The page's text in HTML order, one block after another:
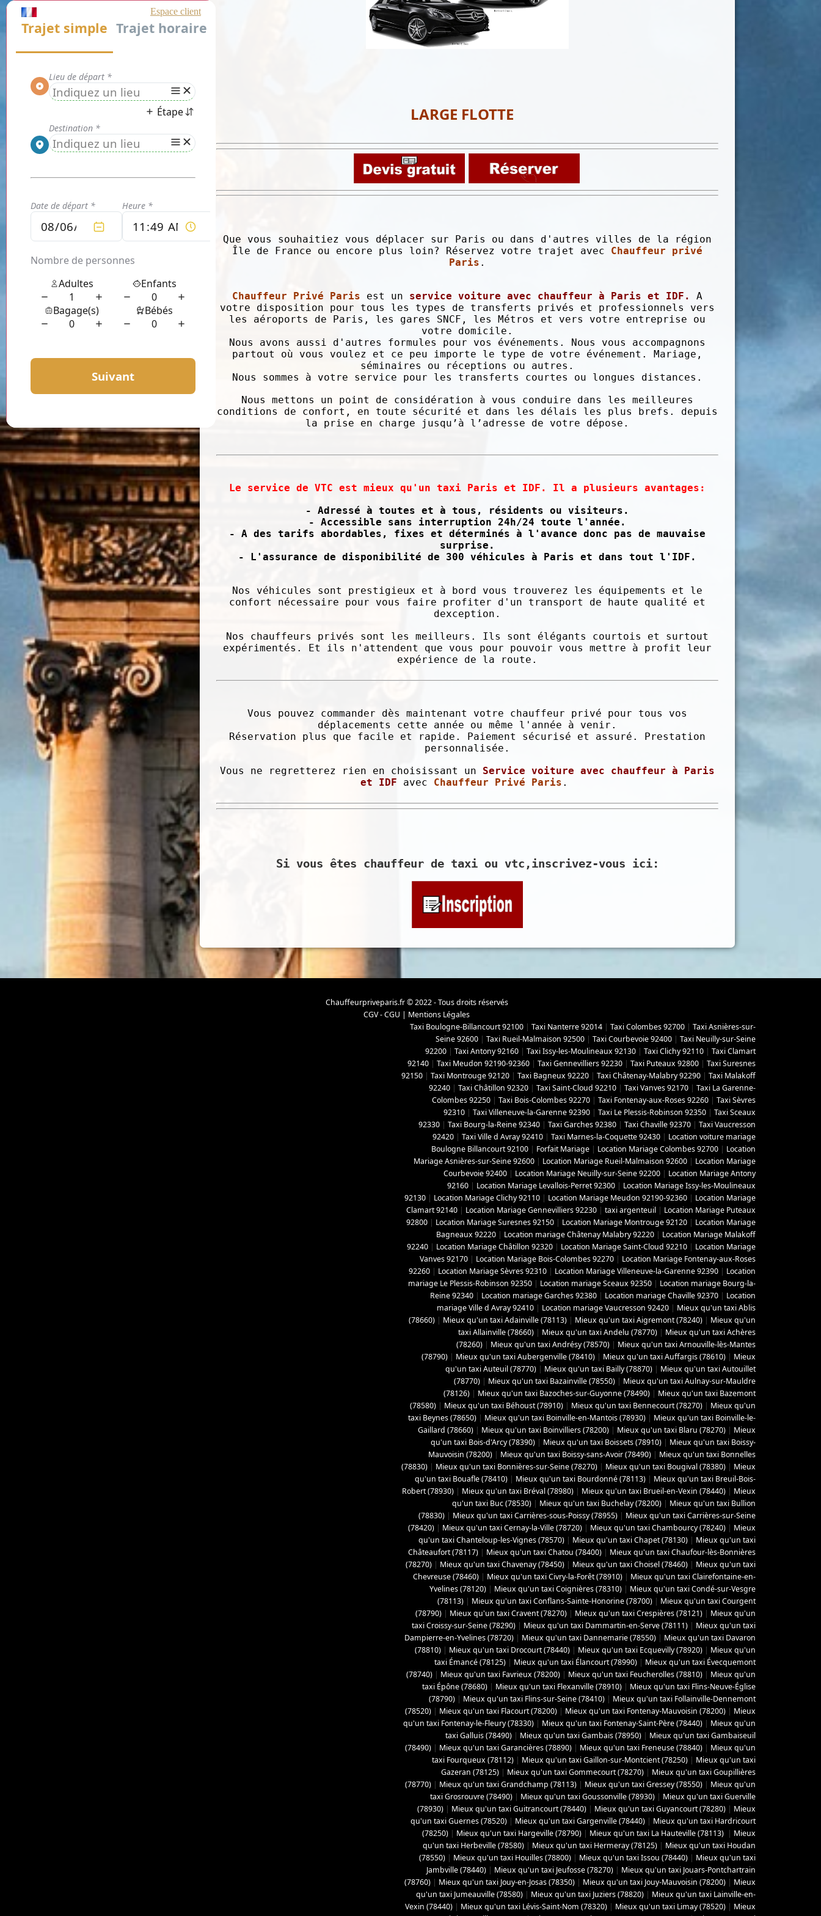
LARGE FLOTTE
Que vous souhaitiez vous déplacer sur Paris ou dans d'autres villes de la région
Île de France ou encore plus loin? Réservez votre trajet avec Chauffeur privé
Paris .
Chauffeur Privé Paris est un service voiture avec chauffeur à Paris et IDF.
A
votre disposition pour tous les types de transferts privés et professionnels vers
les aéroports de Paris, les gares SNCF, les Métros et vers votre entreprise ou
votre domicile.
Nous avons aussi d'autres formules pour vos événements. Nous vous accompagnons
partout où vous voulez et ce peu importe le type de votre événement. Mariage,
séminaires ou réceptions ou autres.
Nous sommes à votre service pour les transferts courtes ou longues distances.
Nous mettons un point de considération à vous conduire dans les meilleures
conditions de confort, en toute sécurité et dans les délais les plus brefs. depuis
la prise en charge jusqu’à l’adresse de votre dépose.
Le service de VTC est mieux qu'un taxi Paris et IDF. Il a plusieurs avantages:
- Adressé à toutes et à tous, résidents ou visiteurs.
- Accessible sans interruption 24h/24 toute l'année.
- A des tarifs abordables, fixes et déterminés à l'avance donc pas de mauvaise
surprise.
- L'assurance de disponibilité de 300 véhicules à Paris et dans tout l'IDF.
Nos véhicules sont prestigieux et à bord vous trouverez les équipements et le
confort nécessaire pour vous faire profiter d'un transport de haute qualité et
dexception.
Nos chauffeurs privés sont les meilleurs. Ils sont élégants courtois et surtout
expérimentés. Et ils n'attendent que vous pour pouvoir vous mettre à profit leur
expérience de la route.
Vous pouvez commander dès maintenant votre chauffeur privé pour tous vos
déplacements cette année ou même l'année à venir.
Réservation plus que facile et rapide. Paiement sécurisé et assuré. Prestation
personnalisée.
Vous ne regretterez rien en choisissant un Service voiture avec chauffeur à Paris
et IDF avec Chauffeur Privé Paris .
Si vous êtes chauffeur de taxi ou vtc,inscrivez-vous ici:
Chauffeurpriveparis.fr © 2022 - Tous droits réservés
CGV - CGU | Mentions Légales
Taxi Boulogne-Billancourt 92100 | Taxi Nanterre 92014 | Taxi Colombes 92700 | Taxi Asnières-sur-
Seine 92600 | Taxi Rueil-Malmaison 92500 | Taxi Courbevoie 92400 | Taxi Neuilly-sur-Seine
92200 | Taxi Antony 92160 | Taxi Issy-les-Moulineaux 92130 | Taxi Clichy 92110 | Taxi Clamart
92140 | Taxi Meudon 92190-92360 | Taxi Gennevilliers 92230 | Taxi Puteaux 92800 | Taxi Suresnes
92150 | Taxi Montrouge 92120 | Taxi Bagneux 92220 | Taxi Châtenay-Malabry 92290 | Taxi Malakoff
92240 | Taxi Châtillon 92320 | Taxi Saint-Cloud 92210 | Taxi Vanves 92170 | Taxi La Garenne-
Colombes 92250 | Taxi Bois-Colombes 92270 | Taxi Fontenay-aux-Roses 92260 | Taxi Sèvres
92310 | Taxi Villeneuve-la-Garenne 92390 | Taxi Le Plessis-Robinson 92350 | Taxi Sceaux
92330 | Taxi Bourg-la-Reine 92340 | Taxi Garches 92380 | Taxi Chaville 92370 | Taxi Vaucresson
92420 | Taxi Ville d Avray 92410 | Taxi Marnes-la-Coquette 92430 | Location voiture mariage
Boulogne Billancourt 92100 | Forfait Mariage | Location Mariage Colombes 92700 | Location
Mariage Asnières-sur-Seine 92600 | Location Mariage Rueil-Malmaison 92600 | Location Mariage
Courbevoie 92400 | Location Mariage Neuilly-sur-Seine 92200 | Location Mariage Antony
92160 | Location Mariage Levallois-Perret 92300 | Location Mariage Issy-les-Moulineaux
92130 | Location Mariage Clichy 92110 | Location Mariage Meudon 92190-92360 | Location Mariage
Clamart 92140 | Location Mariage Gennevilliers 92230 | taxi argenteuil | Location Mariage Puteaux
92800 | Location Mariage Suresnes 92150 | Location Mariage Montrouge 92120 | Location Mariage
Bagneaux 92220 | Location mariage Châtenay Malabry 92220 | Location Mariage Malakoff
92240 | Location Mariage Châtillon 92320 | Location Mariage Saint-Cloud 92210 | Location Mariage
Vanves 92170 | Location Mariage Bois-Colombes 92270 | Location Mariage Fontenay-aux-Roses
92260 | Location Mariage Sèvres 92310 | Location Mariage Villeneuve-la-Garenne 92390 | Location
mariage Le Plessis-Robinson 92350 | Location mariage Sceaux 92350 | Location mariage Bourg-la-
Reine 92340 | Location mariage Garches 92380 | Location mariage Chaville 92370 | Location
mariage Ville d Avray 92410 | Location mariage Vaucresson 92420 | Mieux qu'un taxi Ablis
(78660) | Mieux qu'un taxi Adainville (78113) | Mieux qu'un taxi Aigremont (78240) | Mieux qu'un
taxi Allainville (78660) | Mieux qu'un taxi Andelu (78770) | Mieux qu'un taxi Achères
(78260) | Mieux qu'un taxi Andrésy (78570) | Mieux qu'un taxi Arnouville-lès-Mantes
(78790) | Mieux qu'un taxi Aubergenville (78410) | Mieux qu'un taxi Auffargis (78610) | Mieux
qu'un taxi Auteuil (78770) | Mieux qu'un taxi Bailly (78870) | Mieux qu'un taxi Autouillet
(78770) | Mieux qu'un taxi Bazainville (78550) | Mieux qu'un taxi Aulnay-sur-Mauldre
(78126) | Mieux qu'un taxi Bazoches-sur-Guyonne (78490) | Mieux qu'un taxi Bazemont
(78580) | Mieux qu'un taxi Béhoust (78910) | Mieux qu'un taxi Bennecourt (78270) | Mieux qu'un
taxi Beynes (78650) | Mieux qu'un taxi Boinville-en-Mantois (78930) | Mieux qu'un taxi Boinville-le-
Gaillard (78660) | Mieux qu'un taxi Boinvilliers (78200) | Mieux qu'un taxi Blaru (78270) | Mieux
qu'un taxi Bois-d'Arcy (78390) | Mieux qu'un taxi Boissets (78910) | Mieux qu'un taxi Boissy-
Mauvoisin (78200) | Mieux qu'un taxi Boissy-sans-Avoir (78490) | Mieux qu'un taxi Bonnelles
(78830) | Mieux qu'un taxi Bonnières-sur-Seine (78270) | Mieux qu'un taxi Bougival (78380) | Mieux
qu'un taxi Bouafle (78410) | Mieux qu'un taxi Bourdonné (78113) | Mieux qu'un taxi Breuil-Bois-
Robert (78930) | Mieux qu'un taxi Bréval (78980) | Mieux qu'un taxi Brueil-en-Vexin (78440) | Mieux
qu'un taxi Buc (78530) | Mieux qu'un taxi Buchelay (78200) | Mieux qu'un taxi Bullion
(78830) | Mieux qu'un taxi Carrières-sous-Poissy (78955) | Mieux qu'un taxi Carrières-sur-Seine
(78420) | Mieux qu'un taxi Cernay-la-Ville (78720) | Mieux qu'un taxi Chambourcy (78240) | Mieux
qu'un taxi Chanteloup-les-Vignes (78570) | Mieux qu'un taxi Chapet (78130) | Mieux qu'un taxi
Châteaufort (78117) | Mieux qu'un taxi Chatou (78400) | Mieux qu'un taxi Chaufour-lès-Bonnières
(78270) | Mieux qu'un taxi Chavenay (78450) | Mieux qu'un taxi Choisel (78460) | Mieux qu'un taxi
Chevreuse (78460) | Mieux qu'un taxi Civry-la-Forêt (78910) | Mieux qu'un taxi Clairefontaine-en-
Yvelines (78120) | Mieux qu'un taxi Coignières (78310) | Mieux qu'un taxi Condé-sur-Vesgre
(78113) | Mieux qu'un taxi Conflans-Sainte-Honorine (78700) | Mieux qu'un taxi Courgent
(78790) | Mieux qu'un taxi Cravent (78270) | Mieux qu'un taxi Crespières (78121) | Mieux qu'un
taxi Croissy-sur-Seine (78290) | Mieux qu'un taxi Dammartin-en-Serve (78111) | Mieux qu'un taxi
Dampierre-en-Yvelines (78720) | Mieux qu'un taxi Dannemarie (78550) | Mieux qu'un taxi Davaron
(78810) | Mieux qu'un taxi Drocourt (78440) | Mieux qu'un taxi Ecquevilly (78920) | Mieux qu'un
taxi Émancé (78125) | Mieux qu'un taxi Élancourt (78990) | Mieux qu'un taxi Évecquemont
(78740) | Mieux qu'un taxi Favrieux (78200) | Mieux qu'un taxi Feucherolles (78810) | Mieux qu'un
taxi Épône (78680) | Mieux qu'un taxi Flexanville (78910) | Mieux qu'un taxi Flins-Neuve-Église
(78790) | Mieux qu'un taxi Flins-sur-Seine (78410) | Mieux qu'un taxi Follainville-Dennemont
(78520) | Mieux qu'un taxi Flacourt (78200) | Mieux qu'un taxi Fontenay-Mauvoisin (78200) | Mieux
qu'un taxi Fontenay-le-Fleury (78330) | Mieux qu'un taxi Fontenay-Saint-Père (78440) | Mieux qu'un
taxi Galluis (78490) | Mieux qu'un taxi Gambais (78950) | Mieux qu'un taxi Gambaiseuil
(78490) | Mieux qu'un taxi Garancières (78890) | Mieux qu'un taxi Freneuse (78840) | Mieux qu'un
taxi Fourqueux (78112) | Mieux qu'un taxi Gaillon-sur-Montcient (78250) | Mieux qu'un taxi
Gazeran (78125) | Mieux qu'un taxi Gommecourt (78270) | Mieux qu'un taxi Goupillières
(78770) | Mieux qu'un taxi Grandchamp (78113) | Mieux qu'un taxi Gressey (78550) | Mieux qu'un
taxi Grosrouvre (78490) | Mieux qu'un taxi Goussonville (78930) | Mieux qu'un taxi Guerville
(78930) | Mieux qu'un taxi Guitrancourt (78440) | Mieux qu'un taxi Guyancourt (78280) | Mieux
qu'un taxi Guernes (78520) | Mieux qu'un taxi Gargenville (78440) | Mieux qu'un taxi Hardricourt
(78250) | Mieux qu'un taxi Hargeville (78790) | Mieux qu'un taxi La Hauteville (78113) | Mieux
qu'un taxi Herbeville (78580) | Mieux qu'un taxi Hermeray (78125) | Mieux qu'un taxi Houdan
(78550) | Mieux qu'un taxi Houilles (78800) | Mieux qu'un taxi Issou (78440) | Mieux qu'un taxi
Jambville (78440) | Mieux qu'un taxi Jeufosse (78270) | Mieux qu'un taxi Jouars-Pontchartrain
(78760) | Mieux qu'un taxi Jouy-en-Josas (78350) | Mieux qu'un taxi Jouy-Mauvoisin (78200) | Mieux
qu'un taxi Jumeauville (78580) | Mieux qu'un taxi Juziers (78820) | Mieux qu'un taxi Lainville-en-
Vexin (78440) | Mieux qu'un taxi Lévis-Saint-Nom (78320) | Mieux qu'un taxi Limay (78520) | Mieux